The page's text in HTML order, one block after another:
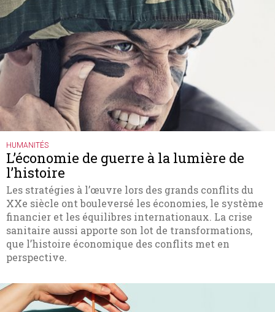
HUMANITÉS
L’économie de guerre à la lumière de
l’histoire
Les stratégies à l’œuvre lors des grands conflits du
XXe siècle ont bouleversé les économies, le système
financier et les équilibres internationaux. La crise
sanitaire aussi apporte son lot de transformations,
que l’histoire économique des conflits met en
perspective.